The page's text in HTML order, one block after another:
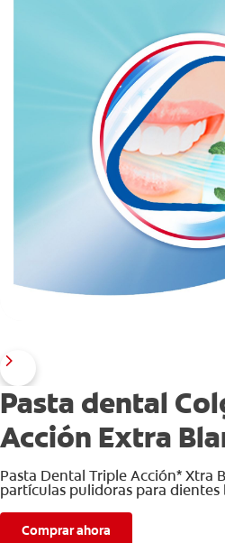
Pasta dental
Acción Extra
Pasta Dental Triple Acción* Xtra
partículas pulidoras para dientes
Comprar ahora